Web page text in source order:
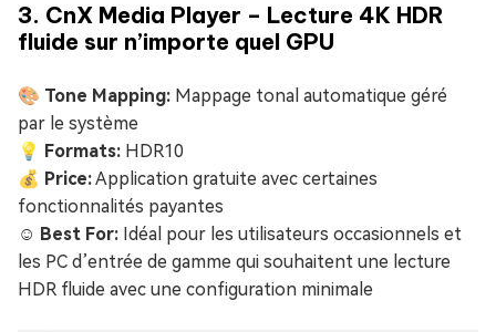
3. CnX Media Player – Lecture 4K HDR
fluide sur n’importe quel GPU
🎨 Tone Mapping: Mappage tonal automatique géré
par le système
💡 Formats: HDR10
💰 Price:Application gratuite avec certaines
fonctionnalités payantes
☺️ Best For: Idéal pour les utilisateurs occasionnels et
les PC d’entrée de gamme qui souhaitent une lecture
HDR fluide avec une configuration minimale